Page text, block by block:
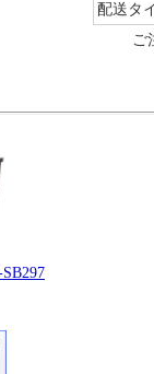
配送タ
ご